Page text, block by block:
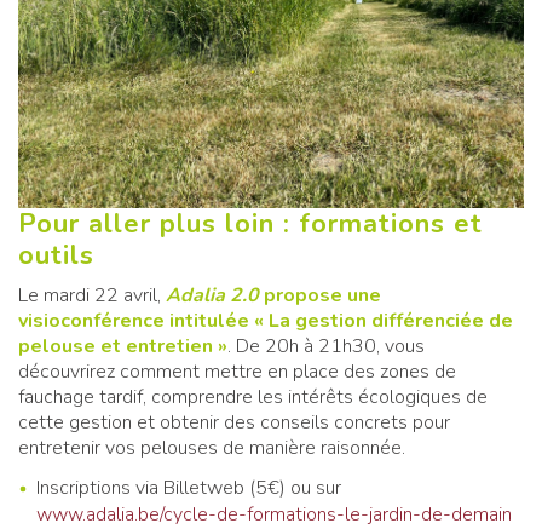
Pour aller plus loin : formations et
outils
Le mardi 22 avril, Adalia 2.0propose une
visioconférence intitulée « La gestion différenciée de
pelouse et entretien ». De 20h à 21h30, vous
découvrirez comment mettre en place des zones de
fauchage tardif, comprendre les intérêts écologiques de
cette gestion et obtenir des conseils concrets pour
entretenir vos pelouses de manière raisonnée.
Inscriptions via Billetweb (5€) ou sur
www.adalia.be/cycle-de-formations-le-jardin-de-demain